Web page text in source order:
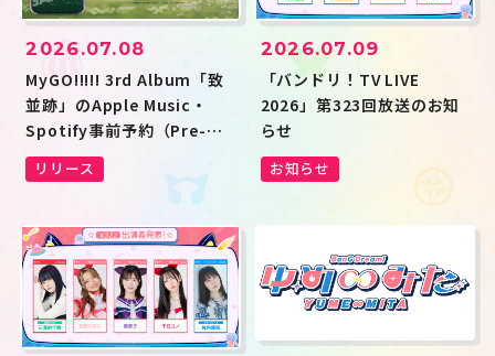
2026.07.08
リリース
MyGO!!!!! 3rd Album「致
並跡」のApple Music・
Spotify事前予約（Pre-
add / Pre-save）キャンペ
ーン開催
2026.07.09
お知らせ
「バンドリ！TV LIVE
2026」第323回放送のお知
らせ